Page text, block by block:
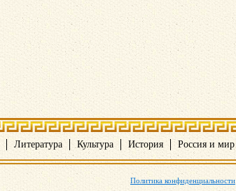
Литература Культура История Россия и мир
Политика конфиденциальности